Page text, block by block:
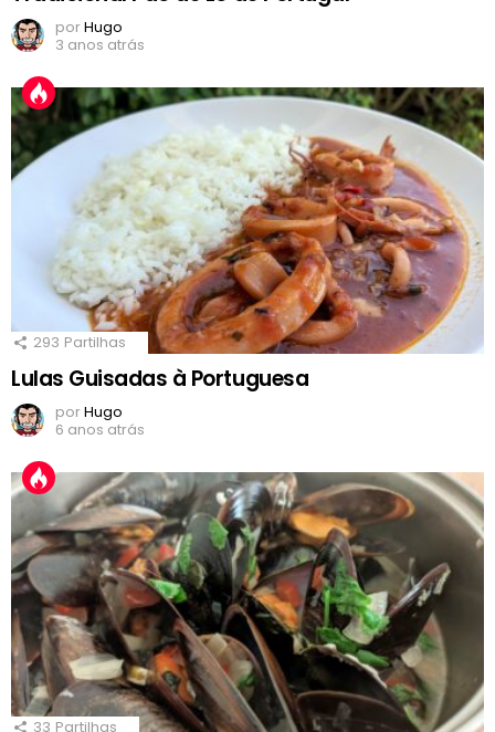
porHugo
3 anos atrás
293 Partilhas
Lulas Guisadas à Portuguesa
porHugo
6 anos atrás
33 Partilhas